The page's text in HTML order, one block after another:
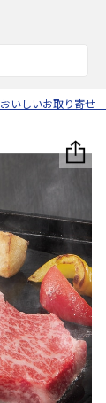
おいしいお取り寄せ